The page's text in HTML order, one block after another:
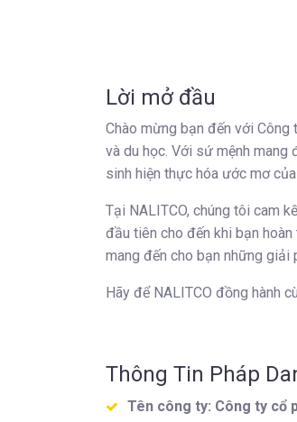
Lời mở đầu
Chào mừng bạn đến với
và du học. Với sứ mệnh mang
sinh hiện thực hóa ước mơ
Tại NALITCO, chúng tôi cam
đầu tiên cho đến khi bạn
mang đến cho bạn những giải
Hãy để NALITCO đồng hành
Thông Tin Pháp
Tên công ty: Công ty cổ